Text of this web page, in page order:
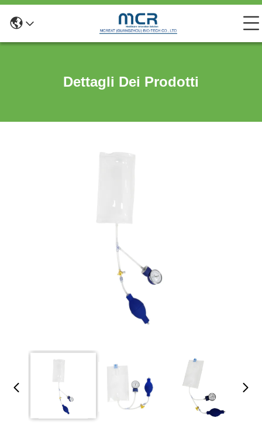
Dettagli Dei Prodotti